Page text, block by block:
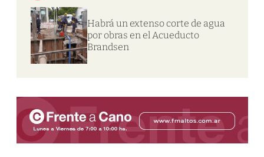
Habrá un extenso corte de agua
por obras en el Acueducto
Brandsen